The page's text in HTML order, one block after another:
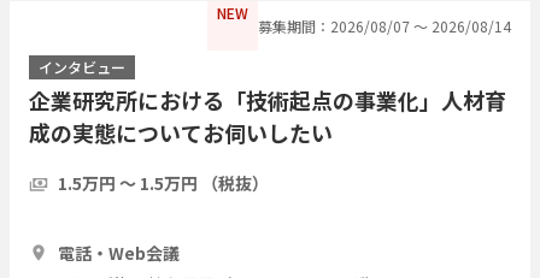
NEW
募集期間：2026/08/07 〜 2026/08/14
インタビュー
企業研究所における「技術起点の事業化」人材育
成の実態についてお伺いしたい
1.5万円 〜 1.5万円 （税抜）
電話・Web会議